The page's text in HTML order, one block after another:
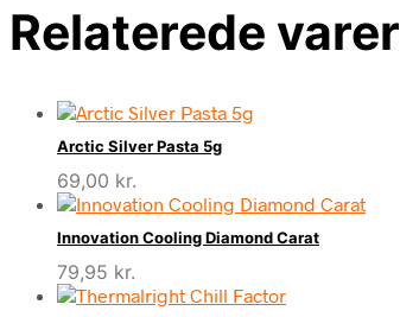
Relaterede varer
Arctic Silver Pasta 5g
69,00 kr.
Innovation Cooling Diamond Carat
79,95 kr.